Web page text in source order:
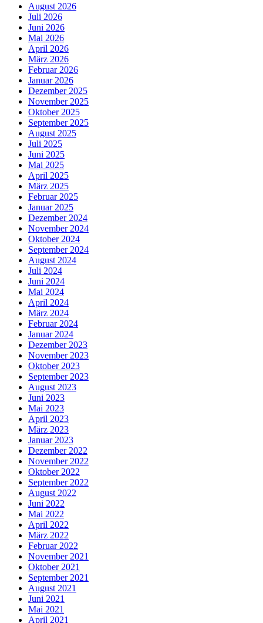
August 2026
Juli 2026
Juni 2026
Mai 2026
April 2026
März 2026
Februar 2026
Januar 2026
Dezember 2025
November 2025
Oktober 2025
September 2025
August 2025
Juli 2025
Juni 2025
Mai 2025
April 2025
März 2025
Februar 2025
Januar 2025
Dezember 2024
November 2024
Oktober 2024
September 2024
August 2024
Juli 2024
Juni 2024
Mai 2024
April 2024
März 2024
Februar 2024
Januar 2024
Dezember 2023
November 2023
Oktober 2023
September 2023
August 2023
Juni 2023
Mai 2023
April 2023
März 2023
Januar 2023
Dezember 2022
November 2022
Oktober 2022
September 2022
August 2022
Juni 2022
Mai 2022
April 2022
März 2022
Februar 2022
November 2021
Oktober 2021
September 2021
August 2021
Juni 2021
Mai 2021
April 2021